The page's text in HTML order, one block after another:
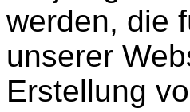
werden, die
unserer
Erstellung